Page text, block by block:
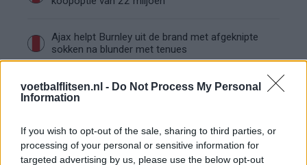
voetbalflitsen.nl - Do Not Process My Personal
Information
If you wish to opt-out of the sale, sharing to third parties, or
processing of your personal or sensitive information for
targeted advertising by us, please use the below opt-out
Ajax helpt Burnley uit de brand met afgeknipte
sokken na blunder met tenues
Hakim Ziyech verhuurt opnieuw luxe
appartement op Amsterdamse Zuidas
Marcos Leonardo laat eerste indruk achter bij
Ajax: 'Hier gaan fans van genieten'